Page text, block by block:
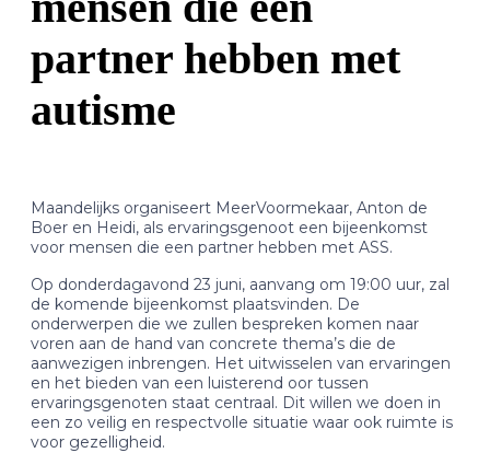
partner hebben met
autisme
Maandelijks organiseert MeerVoormekaar, Anton de
Boer en Heidi, als ervaringsgenoot een bijeenkomst
voor mensen die een partner hebben met ASS.
Op donderdagavond 23 juni, aanvang om 19:00 uur, zal
de komende bijeenkomst plaatsvinden. De
onderwerpen die we zullen bespreken komen naar
voren aan de hand van concrete thema’s die de
aanwezigen inbrengen. Het uitwisselen van ervaringen
en het bieden van een luisterend oor tussen
ervaringsgenoten staat centraal. Dit willen we doen in
een zo veilig en respectvolle situatie waar ook ruimte is
voor gezelligheid.